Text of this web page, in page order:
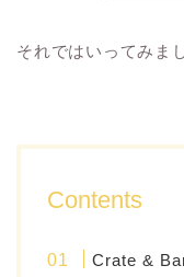
それではいってみま
Contents
Crate &